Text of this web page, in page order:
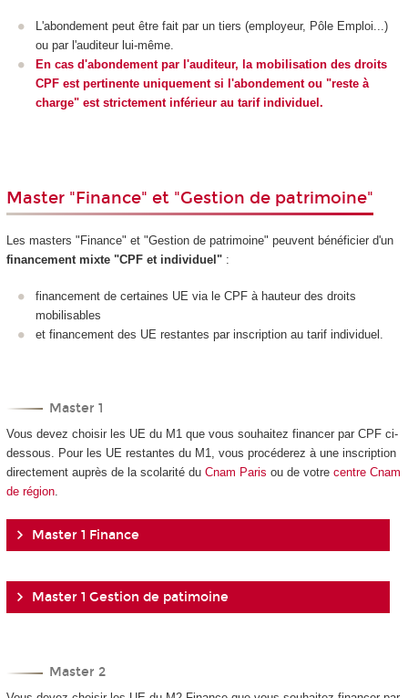
L'abondement peut être fait par un tiers (employeur, Pôle Emploi...)
ou par l'auditeur lui-même.
En cas d'abondement par l'auditeur, la mobilisation des droits
CPF est pertinente uniquement si l'abondement ou "reste à
charge" est strictement inférieur au tarif individuel.
Master "Finance" et "Gestion de patrimoine"
Les masters "Finance" et "Gestion de patrimoine" peuvent bénéficier d'un
financement mixte "CPF et individuel":
financement de certaines UE via le CPF à hauteur des droits
mobilisables
et financement des UE restantes par inscription au tarif individuel.
Master 1
Vous devez choisir les UE du M1 que vous souhaitez financer par CPF ci-
dessous. Pour les UE restantes du M1, vous procéderez à une inscription
directement auprès de la scolarité du Cnam Paris ou de votre centre Cnam
de région.
Master 1 Finance
Master 1 Gestion de patimoine
Master 2